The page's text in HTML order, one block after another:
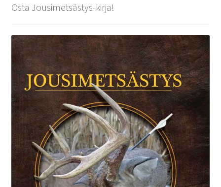
Osta Jousimetsästys-kirja!